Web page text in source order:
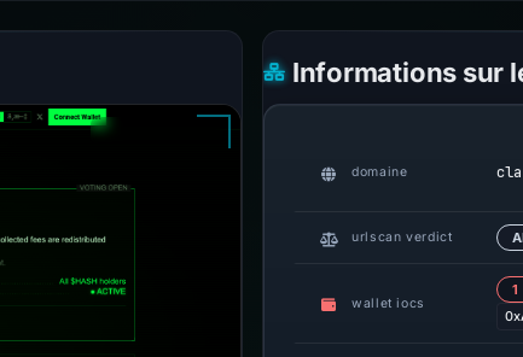
Informations sur
domaine
urlscan verdict
wallet iocs
1